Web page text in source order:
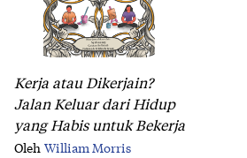
Kerja atau Dikerjain?
Jalan Keluar dari Hidup
yang Habis untuk Bekerja
Oleh William Morris